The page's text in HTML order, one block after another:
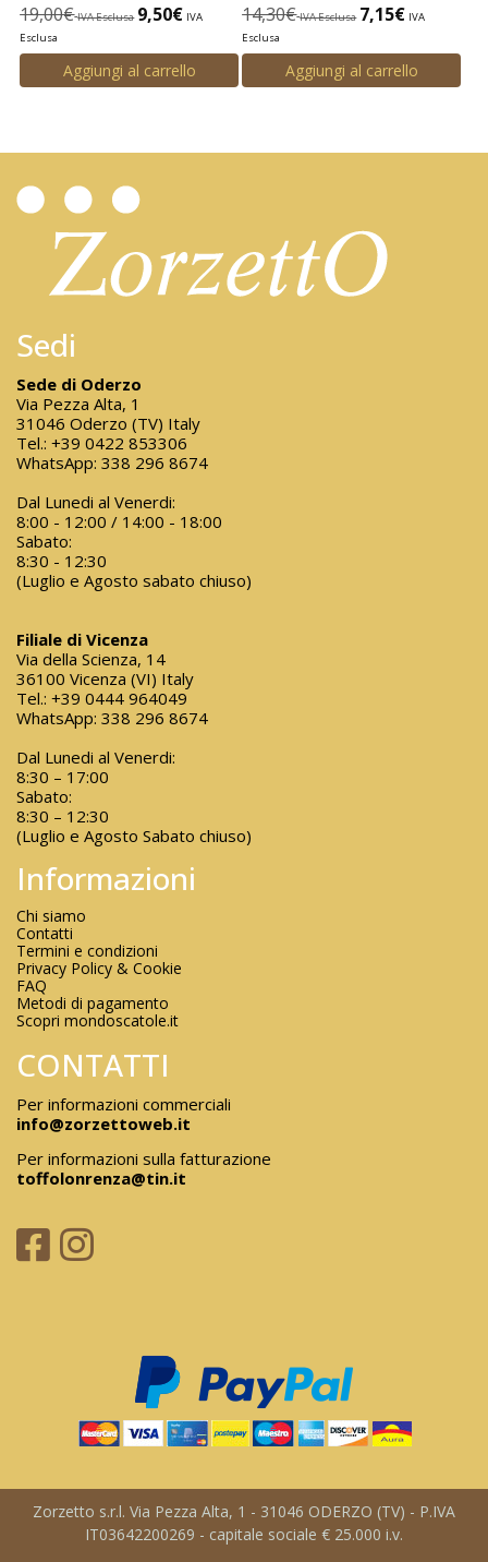
19,00€ IVA Esclusa 9,50€ IVA
Esclusa
Aggiungi al carrello
14,30€ IVA Esclusa 7,15€ IVA
Esclusa
Aggiungi al carrello
Sedi
Sede di Oderzo
Via Pezza Alta, 1
31046 Oderzo (TV) Italy
Tel.: +39 0422 853306
WhatsApp: 338 296 8674
Dal Lunedi al Venerdi:
8:00 - 12:00 / 14:00 - 18:00
Sabato:
8:30 - 12:30
(Luglio e Agosto sabato chiuso)
Filiale di Vicenza
Via della Scienza, 14
36100 Vicenza (VI) Italy
Tel.: +39 0444 964049
WhatsApp: 338 296 8674
Dal Lunedi al Venerdi:
8:30 – 17:00
Sabato:
8:30 – 12:30
(Luglio e Agosto Sabato chiuso)
Informazioni
Chi siamo
Contatti
Termini e condizioni
Privacy Policy & Cookie
FAQ
Metodi di pagamento
Scopri mondoscatole.it
CONTATTI
Per informazioni commerciali
info@zorzettoweb.it
Per informazioni sulla fatturazione
toffolonrenza@tin.it
Zorzetto s.r.l. Via Pezza Alta, 1 - 31046 ODERZO (TV) - P.IVA
IT03642200269 - capitale sociale € 25.000 i.v.